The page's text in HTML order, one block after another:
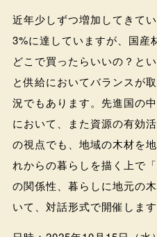
近年少しずつ増加してきて
3%に達していますが、国産
どこで買ったらいいの？と
と供給においてバランスが
況でもあります。先進国の
において、また資源の有効
の視点でも、地域の木材を
れからの暮らしを描く上で「
の関係性、暮らしに地元の
いて、対話形式で開催します